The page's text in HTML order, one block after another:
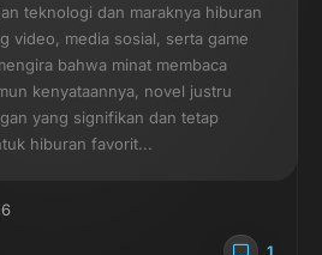
teknologi dan maraknya hiburan
video, media sosial, serta game
bahwa minat membaca
kenyataannya, novel justru
yang signifikan dan tetap
hiburan favorit...